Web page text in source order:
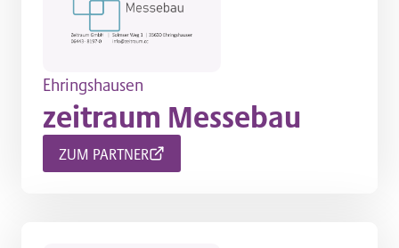
Ehringshausen
zeitraum Messebau
ZUM PARTNER